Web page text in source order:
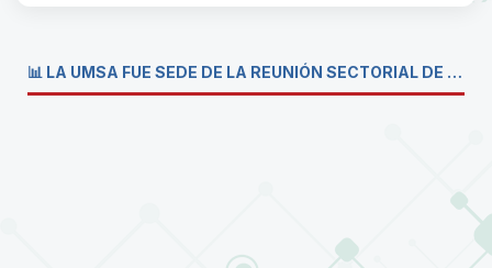
📊 LA UMSA FUE SEDE DE LA REUNIÓN SECTORIAL DE CARRERAS DE ECONOMÍA DEL SISTEMA DE LA UNIVERSIDAD BOLIVIANA💼